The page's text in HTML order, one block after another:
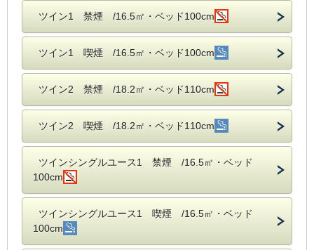
ツイン1 禁煙 /16.5㎡・ベッド100cm
ツイン1 喫煙 /16.5㎡・ベッド100cm
ツイン2 禁煙 /18.2㎡・ベッド110cm
ツイン2 喫煙 /18.2㎡・ベッド110cm
ツインシングルユース1 禁煙 /16.5㎡・ベッド
100cm
ツインシングルユース1 喫煙 /16.5㎡・ベッド
100cm